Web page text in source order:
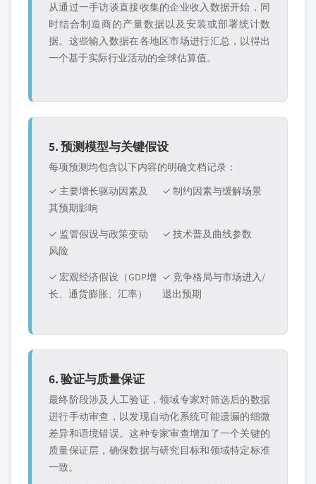
从通过一手访谈直接收集的企业收入数据开始，同
时结合制造商的产量数据以及安装或部署统计数
据。这些输入数据在各地区市场进行汇总，以得出
一个基于实际行业活动的全球估算值。
5. 预测模型与关键假设
每项预测均包含以下内容的明确文档记录：
✓ 主要增长驱动因素及
其预期影响
✓ 制约因素与缓解场景
✓ 监管假设与政策变动
风险
✓ 技术普及曲线参数
✓ 宏观经济假设（GDP增
长、通货膨胀、汇率）
✓ 竞争格局与市场进入/
退出预期
6. 验证与质量保证
最终阶段涉及人工验证，领域专家对筛选后的数据
进行手动审查，以发现自动化系统可能遗漏的细微
差异和语境错误。这种专家审查增加了一个关键的
质量保证层，确保数据与研究目标和领域特定标准
一致。